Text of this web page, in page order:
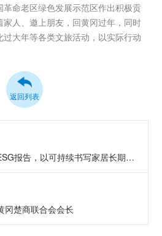
命老区绿色发展示范区作出积极贡
人、邀上朋友，回黄冈过年，同时
大年等各类文旅活动，以实际行动
返回列表
居然之家首次对外发布ESG报告，以可持续书写家居长期价值
冈楚商联合会会长